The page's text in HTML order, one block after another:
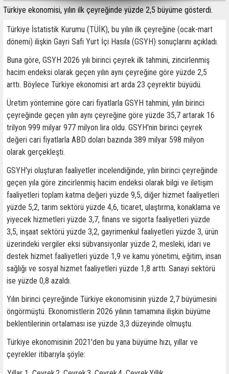
Türkiye ekonomisi, yılın ilk çeyreğinde yüzde 2,5 büyüme gösterdi.
Türkiye İstatistik Kurumu (TÜİK), bu yılın ilk çeyreğine (ocak-mart
dönemi) ilişkin Gayri Safi Yurt İçi Hasıla (GSYH) sonuçlarını açıkladı.
Buna göre, GSYH 2026 yılı birinci çeyrek ilk tahmini, zincirlenmiş
hacim endeksi olarak geçen yılın aynı çeyreğine göre yüzde 2,5
arttı. Böylece Türkiye ekonomisi art arda 23 çeyrektir büyüdü.
Üretim yöntemine göre cari fiyatlarla GSYH tahmini, yılın birinci
çeyreğinde geçen yılın aynı çeyreğine göre yüzde 35,7 artarak 16
trilyon 999 milyar 977 milyon lira oldu. GSYH'nin birinci çeyrek
değeri cari fiyatlarla ABD doları bazında 389 milyar 598 milyon
olarak gerçekleşti.
GSYH'yi oluşturan faaliyetler incelendiğinde, yılın birinci çeyreğinde
geçen yıla göre zincirlenmiş hacim endeksi olarak bilgi ve iletişim
faaliyetleri toplam katma değeri yüzde 9,5, diğer hizmet faaliyetleri
yüzde 5,2, tarım sektörü yüzde 4,6, ticaret, ulaştırma, konaklama ve
yiyecek hizmetleri yüzde 3,7, finans ve sigorta faaliyetleri yüzde
3,5, inşaat sektörü yüzde 3,2, gayrimenkul faaliyetleri yüzde 3, ürün
üzerindeki vergiler eksi sübvansiyonlar yüzde 2, mesleki, idari ve
destek hizmet faaliyetleri yüzde 1,9 ve kamu yönetimi, eğitim, insan
sağlığı ve sosyal hizmet faaliyetleri yüzde 1,8 arttı. Sanayi sektörü
ise yüzde 0,8 azaldı.
Yılın birinci çeyreğinde Türkiye ekonomisinin yüzde 2,7 büyümesini
öngörmüştü. Ekonomistlerin 2026 yılının tamamına ilişkin büyüme
beklentilerinin ortalaması ise yüzde 3,3 düzeyinde olmuştu.
Türkiye ekonomisinin 2021'den bu yana büyüme hızı, yıllar ve
çeyrekler itibarıyla şöyle: